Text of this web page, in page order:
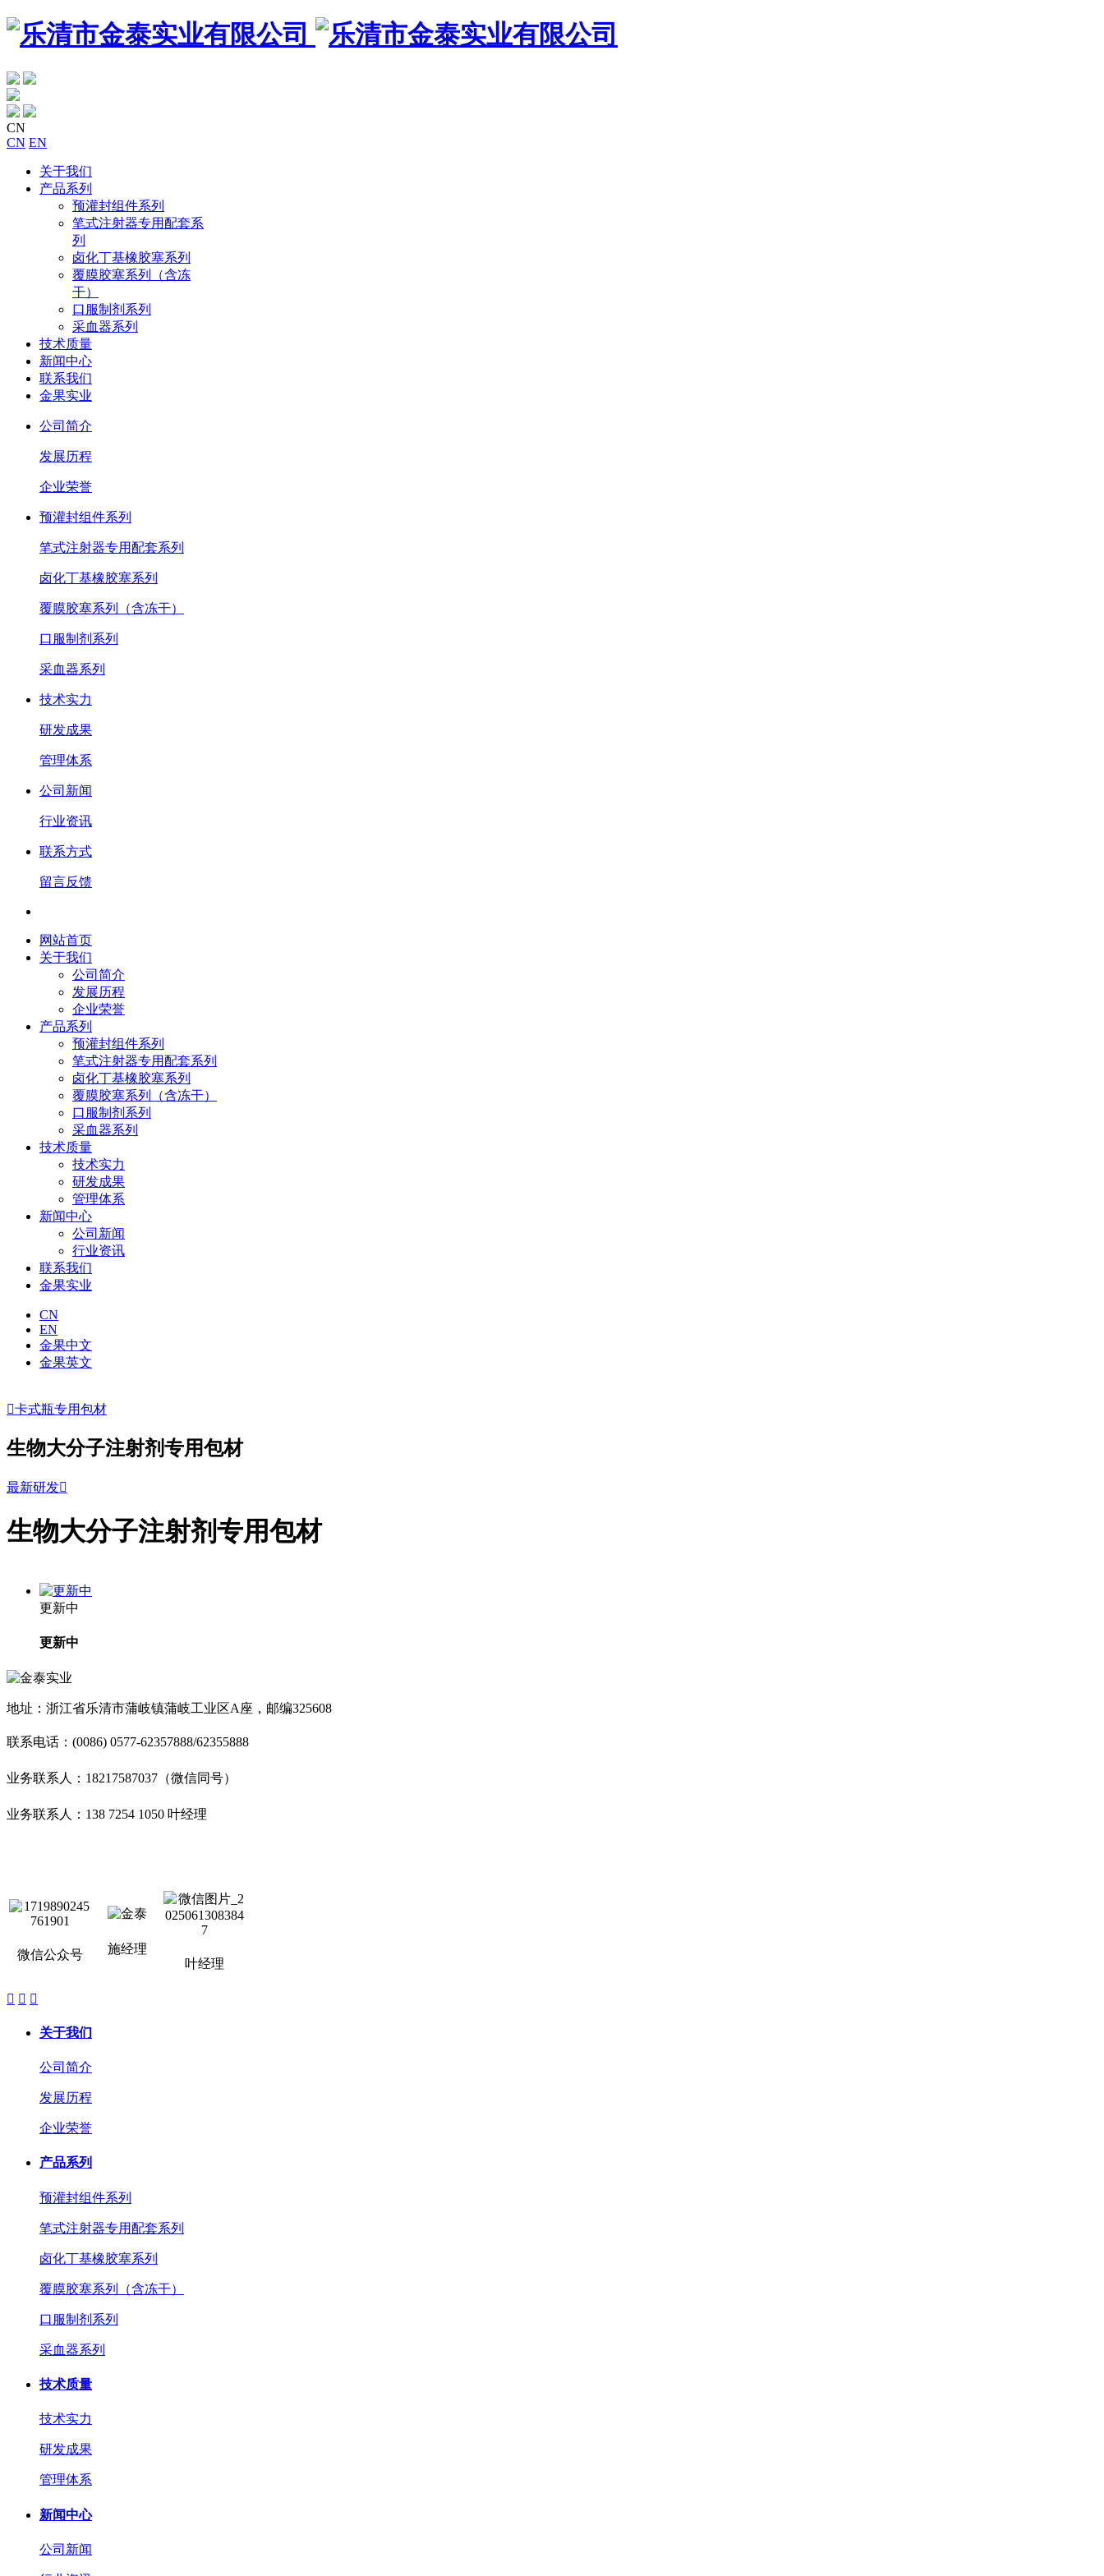
CN
CN EN
关于我们
产品系列
预灌封组件系列
笔式注射器专用配套系
列
卤化丁基橡胶塞系列
覆膜胶塞系列（含冻
干）
口服制剂系列
采血器系列
技术质量
新闻中心
联系我们
金果实业
公司简介
发展历程
企业荣誉
预灌封组件系列
笔式注射器专用配套系列
卤化丁基橡胶塞系列
覆膜胶塞系列（含冻干）
口服制剂系列
采血器系列
技术实力
研发成果
管理体系
公司新闻
行业资讯
联系方式
留言反馈
网站首页
关于我们
公司简介
发展历程
企业荣誉
产品系列
预灌封组件系列
笔式注射器专用配套系列
卤化丁基橡胶塞系列
覆膜胶塞系列（含冻干）
口服制剂系列
采血器系列
技术质量
技术实力
研发成果
管理体系
新闻中心
公司新闻
行业资讯
联系我们
金果实业
CN
EN
金果中文
金果英文
卡式瓶专用包材
生物大分子注射剂专用包材
最新研发
生物大分子注射剂专用包材
更新中
更新中
地址：浙江省乐清市蒲岐镇蒲岐工业区A座，邮编325608
联系电话：(0086) 0577-62357888/62355888
业务联系人：18217587037（微信同号）
业务联系人：138 7254 1050 叶经理
微信公众号
施经理
叶经理
  
关于我们
公司简介
发展历程
企业荣誉
产品系列
预灌封组件系列
笔式注射器专用配套系列
卤化丁基橡胶塞系列
覆膜胶塞系列（含冻干）
口服制剂系列
采血器系列
技术质量
技术实力
研发成果
管理体系
新闻中心
公司新闻